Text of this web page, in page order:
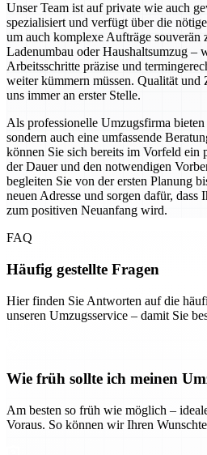
Unser Team ist auf private wie auch
spezialisiert und verfügt über die
um auch komplexe Aufträge souverän
Ladenumbau oder Haushaltsumzug –
Arbeitsschritte präzise und
weiter kümmern müssen. Qualität und
uns immer an erster Stelle.
Als professionelle Umzugsfirma
sondern auch eine umfassende
können Sie sich bereits im Vorfeld ein
der Dauer und den notwendigen
begleiten Sie von der ersten Planung
neuen Adresse und sorgen dafür,
zum positiven Neuanfang wird.
FAQ
Häufig gestellte Fragen
Hier finden Sie Antworten auf die
unseren Umzugsservice – damit Sie
Wie früh sollte ich meinen
Am besten so früh wie möglich –
Voraus. So können wir Ihren